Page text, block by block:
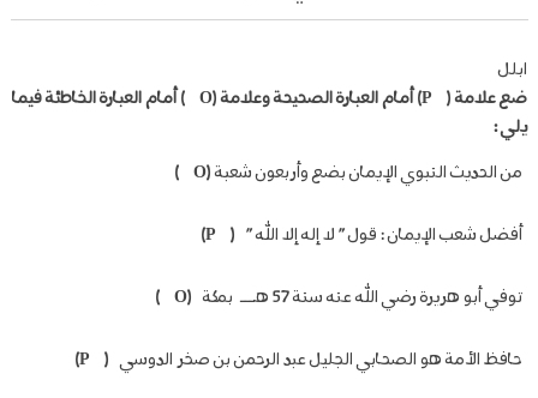
ابلل
ضع علامة (
P) أمام العبارة الصحيحة وعلامة (O
) أمام العبارة الخاطئة فيما
يلي :
من الحديث النبوي الإيمان بضع وأربعون شعبة (
O
)
أفضل شعب الإيمان : قول ” لا إله إلا الله ” (
P
)
توفي أبو هريرة رضي الله عنه سنة 57 هـــ بمكة (
O
)
حافظ الأمة هو الصحابي الجليل عبد الرحمن بن صخر الدوسي (
P
)